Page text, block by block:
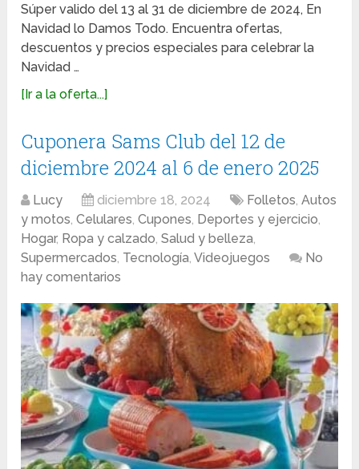
Súper valido del 13 al 31 de diciembre de 2024, En
Navidad lo Damos Todo. Encuentra ofertas,
descuentos y precios especiales para celebrar la
Navidad …
[Ir a la oferta...]
Cuponera Sams Club del 12 de
diciembre 2024 al 6 de enero 2025
Lucy diciembre 18, 2024 Folletos,Autos
y motos,Celulares,Cupones, Deportes y ejercicio,
Hogar, Ropa y calzado,Salud y belleza,
Supermercados, Tecnología,Videojuegos
No
hay comentarios